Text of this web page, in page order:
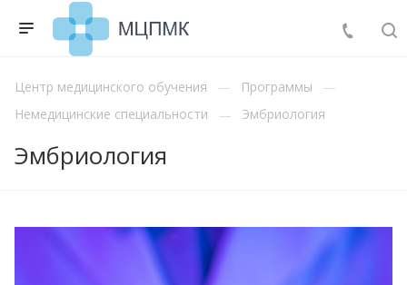
Центр медицинского обучения
Программы
Немедицинские специальности
Эмбриология
Эмбриология